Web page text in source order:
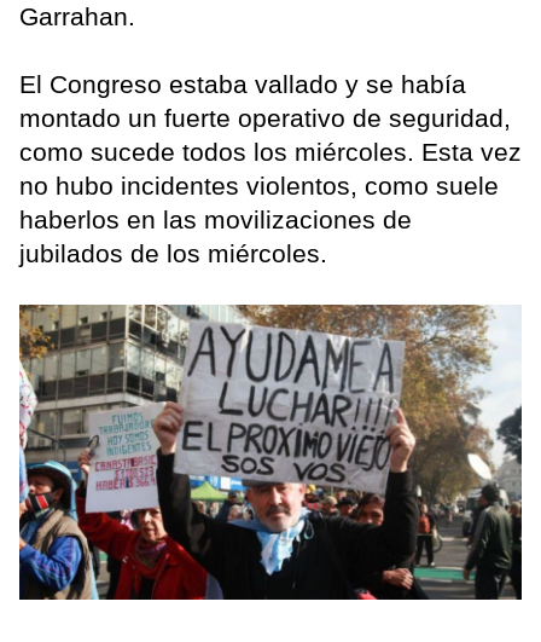
Garrahan.
El Congreso estaba vallado y se había
montado un fuerte operativo de seguridad,
como sucede todos los miércoles. Esta vez
no hubo incidentes violentos, como suele
haberlos en las movilizaciones de
jubilados de los miércoles.